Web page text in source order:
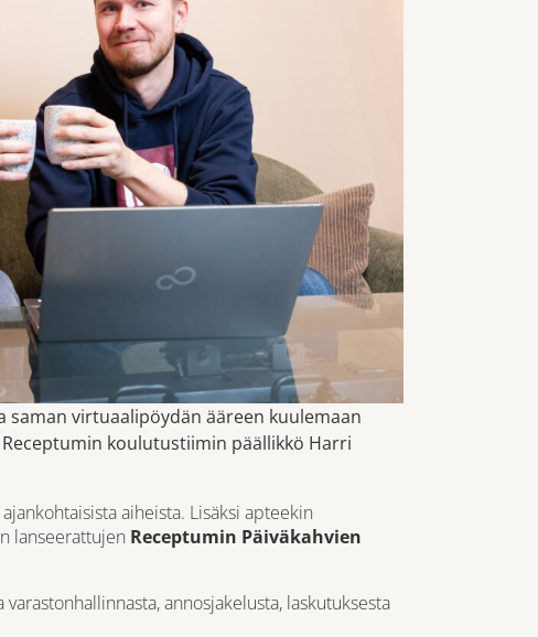
saman virtuaalipöydän ääreen kuulemaan
koulutustiimin päällikkö Harri
aiheista. Lisäksi apteekin
lanseerattujen Receptumin Päiväkahvien
annosjakelusta, laskutuksesta